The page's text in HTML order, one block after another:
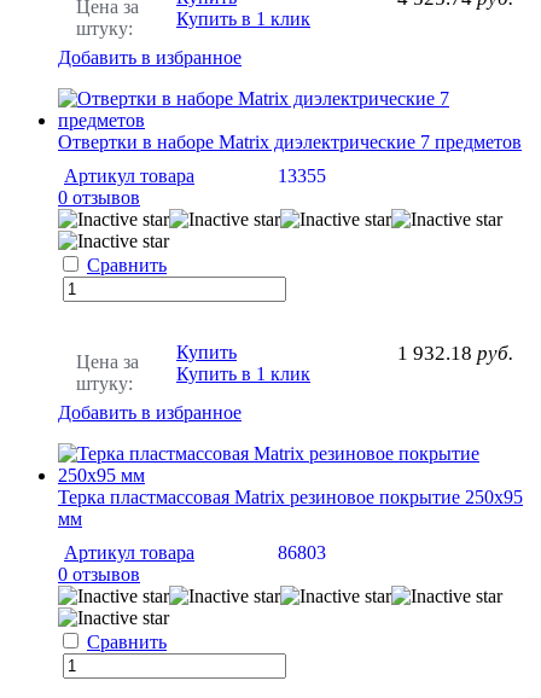
Цена за
штуку:
Купить в 1 клик
Добавить в избранное
Отвертки в наборе Matrix диэлектрические 7 предметов
Артикул товара
13355
0 отзывов
Сравнить
Цена за
штуку:
1 932.18 руб.
Купить
Купить в 1 клик
Добавить в избранное
Терка пластмассовая Matrix резиновое покрытие 250х95
мм
Артикул товара
86803
0 отзывов
Сравнить